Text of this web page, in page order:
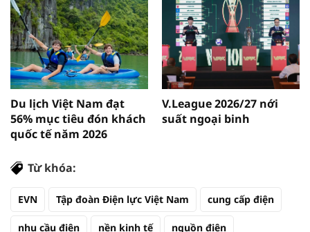
Du lịch Việt Nam đạt
56% mục tiêu đón khách
quốc tế năm 2026
V.League 2026/27 nới
suất ngoại binh
Từ khóa:
EVN Tập đoàn Điện lực Việt Nam cung cấp điện
nhu cầu điện nền kinh tế nguồn điện